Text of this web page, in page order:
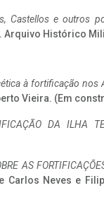
Castellos e outros
. Arquivo Histórico
à fortificação nos
Vieira. (Em
DA ILHA
AS
Carlos Neves e